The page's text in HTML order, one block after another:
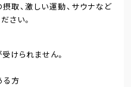
取、激しい運動、サウナなど
さい。
けられません。
る方